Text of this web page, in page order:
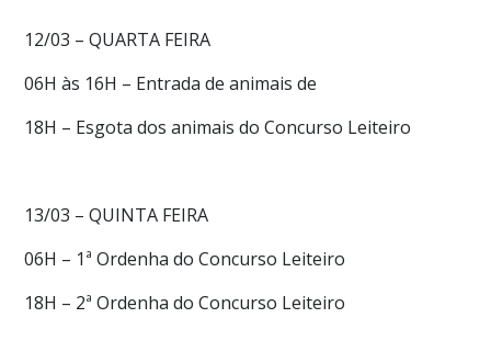
12/03 – QUARTA FEIRA
06H às 16H – Entrada de animais de
18H – Esgota dos animais do Concurso Leiteiro
13/03 – QUINTA FEIRA
06H – 1ª Ordenha do Concurso Leiteiro
18H – 2ª Ordenha do Concurso Leiteiro